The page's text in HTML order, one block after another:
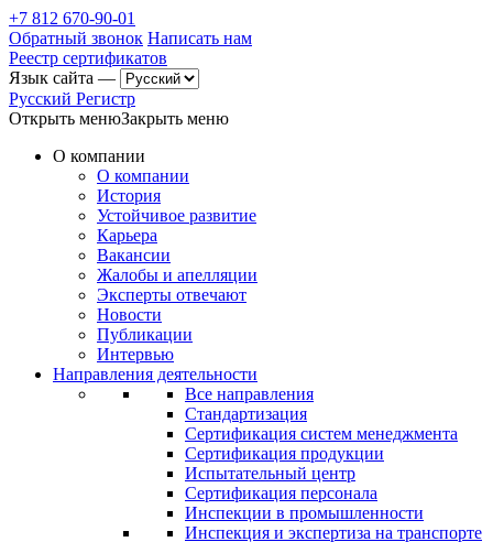
+7 812 670-90-01
Обратный звонок Написать нам
Реестр сертификатов
Язык сайта —
Русский Регистр
Открыть менюЗакрыть меню
О компании
О компании
История
Устойчивое развитие
Карьера
Вакансии
Жалобы и апелляции
Эксперты отвечают
Новости
Публикации
Интервью
Направления деятельности
Все направления
Стандартизация
Сертификация систем менеджмента
Сертификация продукции
Испытательный центр
Сертификация персонала
Инспекции в промышленности
Инспекция и экспертиза на транспорте